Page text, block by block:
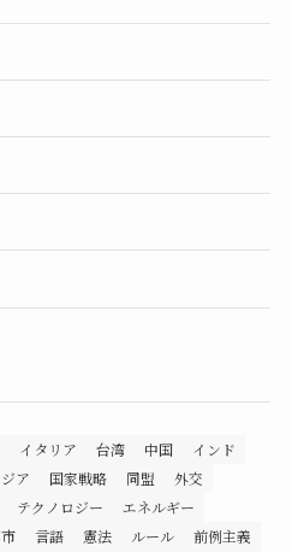
イタリア 台湾 中国
インド
ア 国家戦略 同盟
外交
テクノロジー
エネルギー
言語 憲法 ルール
前例主義